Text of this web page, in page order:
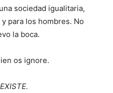
sociedad igualitaria,
para los hombres. No
la boca.
os ignore.